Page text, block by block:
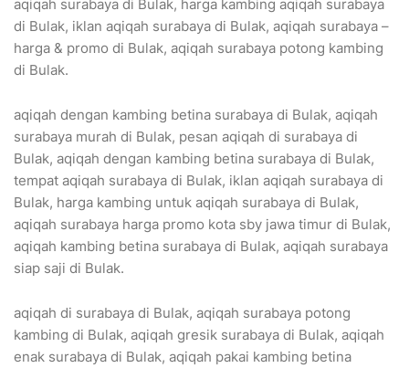
aqiqah surabaya di Bulak, harga kambing aqiqah surabaya
di Bulak, iklan aqiqah surabaya di Bulak, aqiqah surabaya –
harga & promo di Bulak, aqiqah surabaya potong kambing
di Bulak.
aqiqah dengan kambing betina surabaya di Bulak, aqiqah
surabaya murah di Bulak, pesan aqiqah di surabaya di
Bulak, aqiqah dengan kambing betina surabaya di Bulak,
tempat aqiqah surabaya di Bulak, iklan aqiqah surabaya di
Bulak, harga kambing untuk aqiqah surabaya di Bulak,
aqiqah surabaya harga promo kota sby jawa timur di Bulak,
aqiqah kambing betina surabaya di Bulak, aqiqah surabaya
siap saji di Bulak.
aqiqah di surabaya di Bulak, aqiqah surabaya potong
kambing di Bulak, aqiqah gresik surabaya di Bulak, aqiqah
enak surabaya di Bulak, aqiqah pakai kambing betina